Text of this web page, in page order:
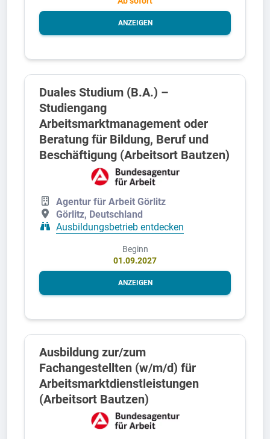
ANZEIGEN
Duales Studium (B.A.) –
Studiengang
Arbeitsmarktmanagement oder
Beratung für Bildung, Beruf und
Beschäftigung (Arbeitsort Bautzen)
Agentur für Arbeit Görlitz
Görlitz, Deutschland
Ausbildungsbetrieb entdecken
Beginn
01.09.2027
ANZEIGEN
Ausbildung zur/zum
Fachangestellten (w/m/d) für
Arbeitsmarktdienstleistungen
(Arbeitsort Bautzen)